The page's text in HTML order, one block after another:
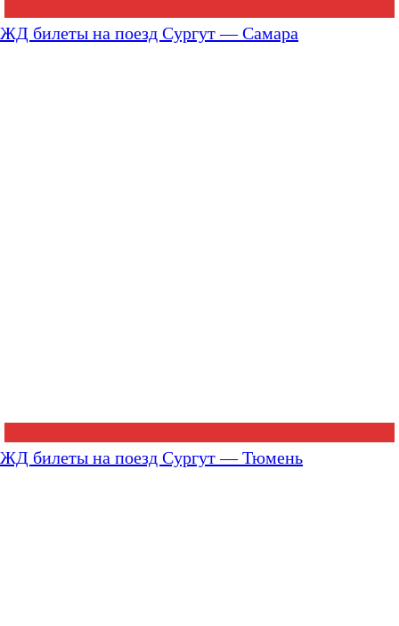
ЖД билеты на поезд Сургут — Самара
ЖД билеты на поезд Сургут — Тюмень